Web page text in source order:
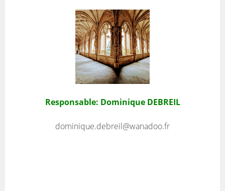
Responsable: Dominique DEBREIL
dominique.debreil@wanadoo.fr